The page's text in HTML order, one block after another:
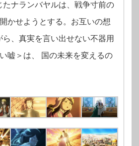
たナランバヤルは、戦争寸前の
かせようとする。お互いの想
、真実を言い出せない不器用
嘘＞は、 国の未来を変えるの